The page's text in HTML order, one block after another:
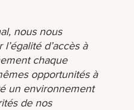
nous nous
d’accès à
chaque
opportunités à
un environnement
de nos